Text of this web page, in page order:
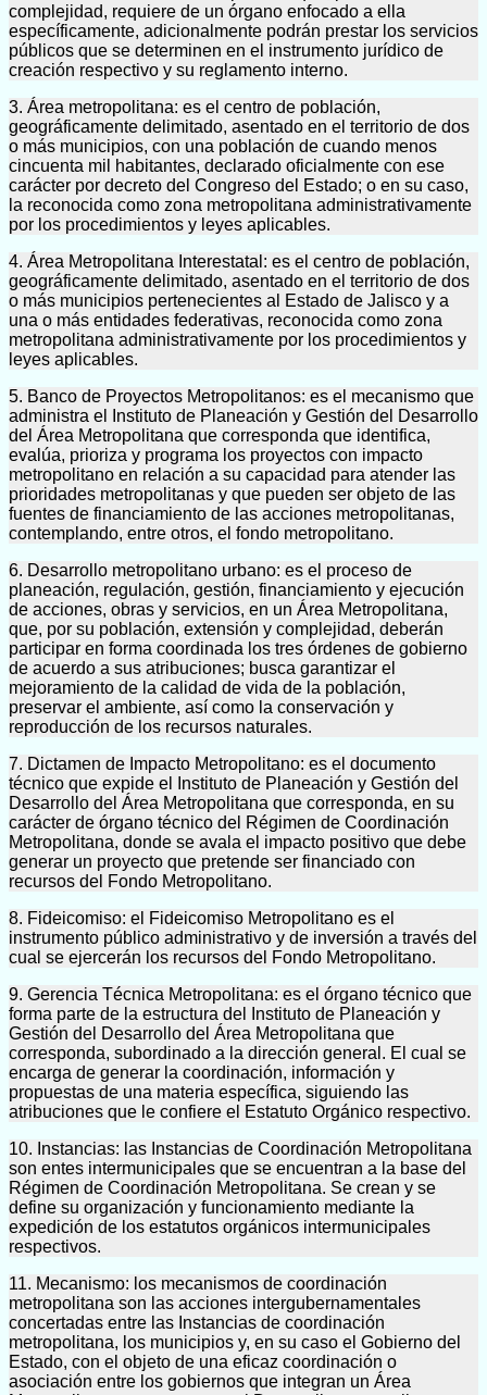
complejidad, requiere de un órgano enfocado a ella
específicamente, adicionalmente podrán prestar los servicios
públicos que se determinen en el instrumento jurídico de
creación respectivo y su reglamento interno.
3. Área metropolitana: es el centro de población,
geográficamente delimitado, asentado en el territorio de dos
o más municipios, con una población de cuando menos
cincuenta mil habitantes, declarado oficialmente con ese
carácter por decreto del Congreso del Estado; o en su caso,
la reconocida como zona metropolitana administrativamente
por los procedimientos y leyes aplicables.
4. Área Metropolitana Interestatal: es el centro de población,
geográficamente delimitado, asentado en el territorio de dos
o más municipios pertenecientes al Estado de Jalisco y a
una o más entidades federativas, reconocida como zona
metropolitana administrativamente por los procedimientos y
leyes aplicables.
5. Banco de Proyectos Metropolitanos: es el mecanismo que
administra el Instituto de Planeación y Gestión del Desarrollo
del Área Metropolitana que corresponda que identifica,
evalúa, prioriza y programa los proyectos con impacto
metropolitano en relación a su capacidad para atender las
prioridades metropolitanas y que pueden ser objeto de las
fuentes de financiamiento de las acciones metropolitanas,
contemplando, entre otros, el fondo metropolitano.
6. Desarrollo metropolitano urbano: es el proceso de
planeación, regulación, gestión, financiamiento y ejecución
de acciones, obras y servicios, en un Área Metropolitana,
que, por su población, extensión y complejidad, deberán
participar en forma coordinada los tres órdenes de gobierno
de acuerdo a sus atribuciones; busca garantizar el
mejoramiento de la calidad de vida de la población,
preservar el ambiente, así como la conservación y
reproducción de los recursos naturales.
7. Dictamen de Impacto Metropolitano: es el documento
técnico que expide el Instituto de Planeación y Gestión del
Desarrollo del Área Metropolitana que corresponda, en su
carácter de órgano técnico del Régimen de Coordinación
Metropolitana, donde se avala el impacto positivo que debe
generar un proyecto que pretende ser financiado con
recursos del Fondo Metropolitano.
8. Fideicomiso: el Fideicomiso Metropolitano es el
instrumento público administrativo y de inversión a través del
cual se ejercerán los recursos del Fondo Metropolitano.
9. Gerencia Técnica Metropolitana: es el órgano técnico que
forma parte de la estructura del Instituto de Planeación y
Gestión del Desarrollo del Área Metropolitana que
corresponda, subordinado a la dirección general. El cual se
encarga de generar la coordinación, información y
propuestas de una materia específica, siguiendo las
atribuciones que le confiere el Estatuto Orgánico respectivo.
10. Instancias: las Instancias de Coordinación Metropolitana
son entes intermunicipales que se encuentran a la base del
Régimen de Coordinación Metropolitana. Se crean y se
define su organización y funcionamiento mediante la
expedición de los estatutos orgánicos intermunicipales
respectivos.
11. Mecanismo: los mecanismos de coordinación
metropolitana son las acciones intergubernamentales
concertadas entre las Instancias de coordinación
metropolitana, los municipios y, en su caso el Gobierno del
Estado, con el objeto de una eficaz coordinación o
asociación entre los gobiernos que integran un Área